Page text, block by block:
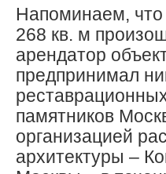
Напоминаем,
268 кв. м
арендатор
предпринимал
памятников
организацией
архитектуры –